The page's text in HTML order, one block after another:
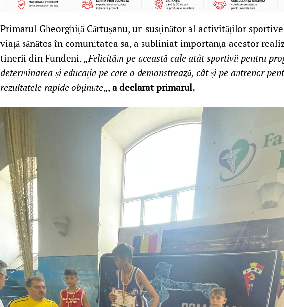
Primarul Gheorghiță Cărtușanu, un susținător al activităților
viață sănătos în comunitatea sa, a subliniat importanța acestor
tinerii din Fundeni. „Felicităm pe această cale atât sportivii pentru
determinarea și educația pe care o demonstrează, cât și pe antrenor
rezultatele rapide obținute„, a declarat primarul.